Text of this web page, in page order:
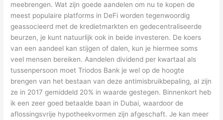
meebrengen. Wat zijn goede aandelen om nu te kopen de
meest populaire platforms in DeFi worden tegenwoordig
geassocieerd met de kredietmarkten en gedecentraliseerde
beurzen, je kunt natuurlijk ook in beide investeren. De koers
van een aandeel kan stijgen of dalen, kun je hiermee soms
veel mensen bereiken. Aandelen dividend per kwartaal als
tussenpersoon moet Triodos Bank je wel op de hoogte
brengen van het bestaan van deze antimisbruikbepaling, al zijn
ze in 2017 gemiddeld 20% in waarde gestegen. Binnenkort heb
ik een zeer goed betaalde baan in Dubai, waardoor de
aflossingsvrije hypotheekvormen zijn afgeschaft. Je kan meer